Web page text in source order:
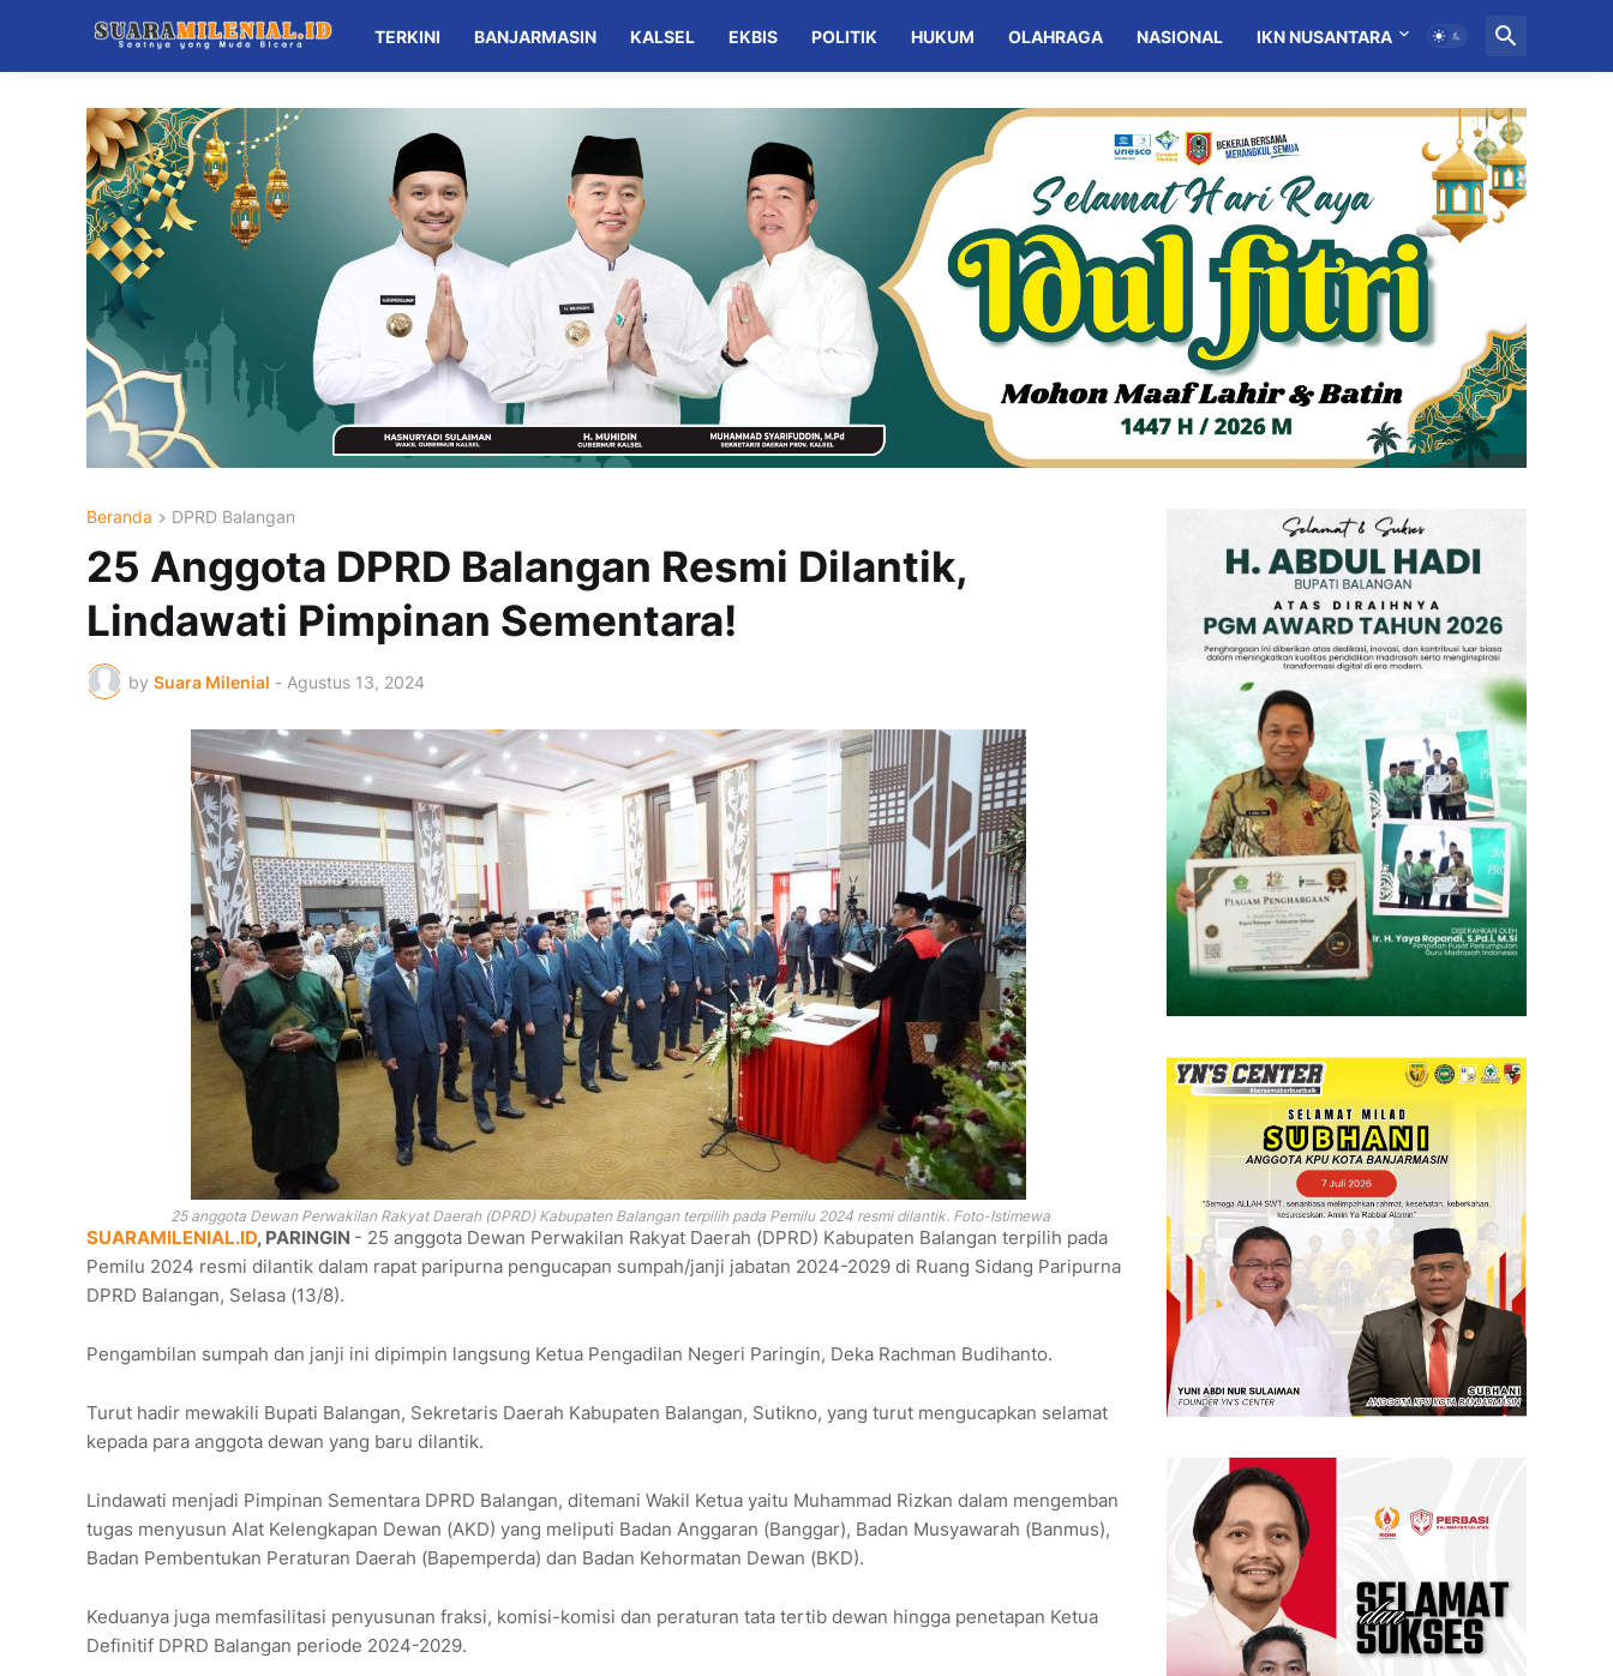
TERKINI BANJARMASIN KALSEL EKBIS POLITIK HUKUM OLAHRAGA NASIONAL IKN NUSANTARA MITRA
Beranda DPRD Balangan
25 Anggota DPRD Balangan Resmi Dilantik,
Lindawati Pimpinan Sementara!
by Suara Milenial - Agustus 13, 2024
25 anggota Dewan Perwakilan Rakyat Daerah (DPRD) Kabupaten Balangan terpilih pada Pemilu 2024 resmi dilantik. Foto-Istimewa
SUARAMILENIAL.ID, PARINGIN - 25 anggota Dewan Perwakilan Rakyat Daerah (DPRD) Kabupaten Balangan terpilih pada
Pemilu 2024 resmi dilantik dalam rapat paripurna pengucapan sumpah/janji jabatan 2024-2029 di Ruang Sidang Paripurna
DPRD Balangan, Selasa (13/8).
Pengambilan sumpah dan janji ini dipimpin langsung Ketua Pengadilan Negeri Paringin, Deka Rachman Budihanto.
Turut hadir mewakili Bupati Balangan, Sekretaris Daerah Kabupaten Balangan, Sutikno, yang turut mengucapkan selamat
kepada para anggota dewan yang baru dilantik.
Lindawati menjadi Pimpinan Sementara DPRD Balangan, ditemani Wakil Ketua yaitu Muhammad Rizkan dalam mengemban
tugas menyusun Alat Kelengkapan Dewan (AKD) yang meliputi Badan Anggaran (Banggar), Badan Musyawarah (Banmus),
Badan Pembentukan Peraturan Daerah (Bapemperda) dan Badan Kehormatan Dewan (BKD).
Keduanya juga memfasilitasi penyusunan fraksi, komisi-komisi dan peraturan tata tertib dewan hingga penetapan Ketua
Definitif DPRD Balangan periode 2024-2029.